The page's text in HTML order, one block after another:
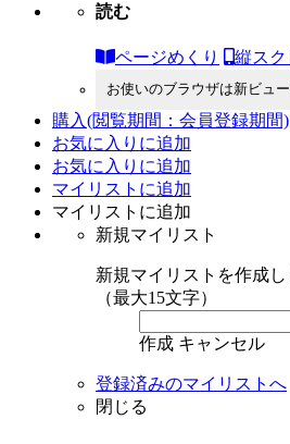
読む
ページめくり 縦ス
お使いのブラウザは新ビュ
購入(閲覧期間：会員登録期間)
お気に入りに追加
お気に入りに追加
マイリストに追加
マイリストに追加
新規マイリスト
新規マイリストを作成し
（最大15文字）
作成 キャンセル
登録済みのマイリストへ
閉じる